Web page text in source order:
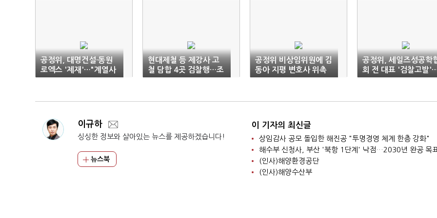
공정위, 대명건설·동원
로엑스 '제재'…"계열사
주식 소유 금지 위반"
현대제철 등 제강사 고
철 담합 4곳 검찰행…조
사방해 세아베스틸 직원
공정위 비상임위원에 김
동아 지평 변호사 위촉
공정위, 세일즈성공학
회 전 대표 '검찰고발
고소득 미끼로 기만광
이규하
싱싱한 정보와 살아있는 뉴스를 제공하겠습니다!
뉴스북
이 기자의 최신글
상임감사 공모 돌입한 해진공 "투명경영 체계 한층 강화"
해수부 신청사, 부산 '북항 1단계' 낙점…2030년 완공 목
(인사)해양환경공단
(인사)해양수산부